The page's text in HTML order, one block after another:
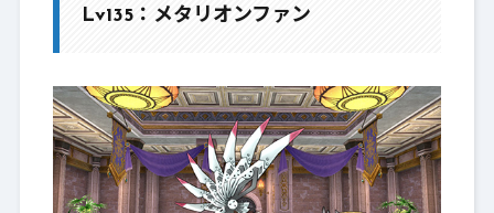
Lv135：メタリオンファン